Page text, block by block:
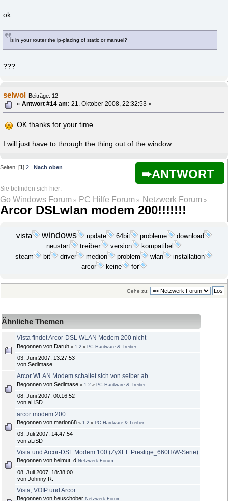
ok
is in your router the ip-placing of static or manuel?
???
selwol Beiträge: 12
«Antwort #14 am: 21. Oktober 2008, 22:32:53 »
OK thanks for your time.
I will just have to through the thing out of the window.
ANTWORT
Seiten: [1] 2 Nach oben
Go Windows Forum » PC Hilfe Forum » Netzwerk Forum»
Arcor DSLwlan modem 200!!!!!!!
vista windows update 64bit probleme download
neustart treiber version
kompatibel
steam
bit driver medion problem wlan installation
arcor keine for
Gehe zu:
Ähnliche Themen
Vista findet Arcor-DSL WLAN Modem 200 nicht
Begonnen von Daruh « 1 2 » PC Hardware & Treiber
03. Juni 2007, 13:27:53
von Sedlmase
Arcor WLAN Modem schaltet sich von selber ab.
Begonnen von Sedlmase « 1 2 » PC Hardware & Treiber
08. Juni 2007, 00:16:52
von aLiSD
arcor modem 200
Begonnen von marion68 « 1 2 » PC Hardware & Treiber
03. Juli 2007, 14:47:54
von aLiSD
Vista und Arcor-DSL Modem 100 (ZyXEL Prestige_660H/W-Serie)
Begonnen von helmut_d Netzwerk Forum
08. Juli 2007, 18:38:00
von Johnny R.
Vista, VOIP und Arcor ....
Begonnen von heuschober Netzwerk Forum